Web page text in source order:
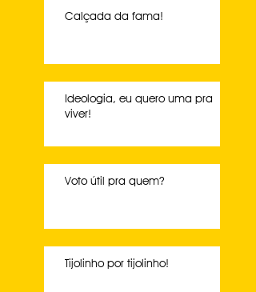
Calçada da fama!
Ideologia, eu quero uma pra
viver!
Voto útil pra quem?
Tijolinho por tijolinho!